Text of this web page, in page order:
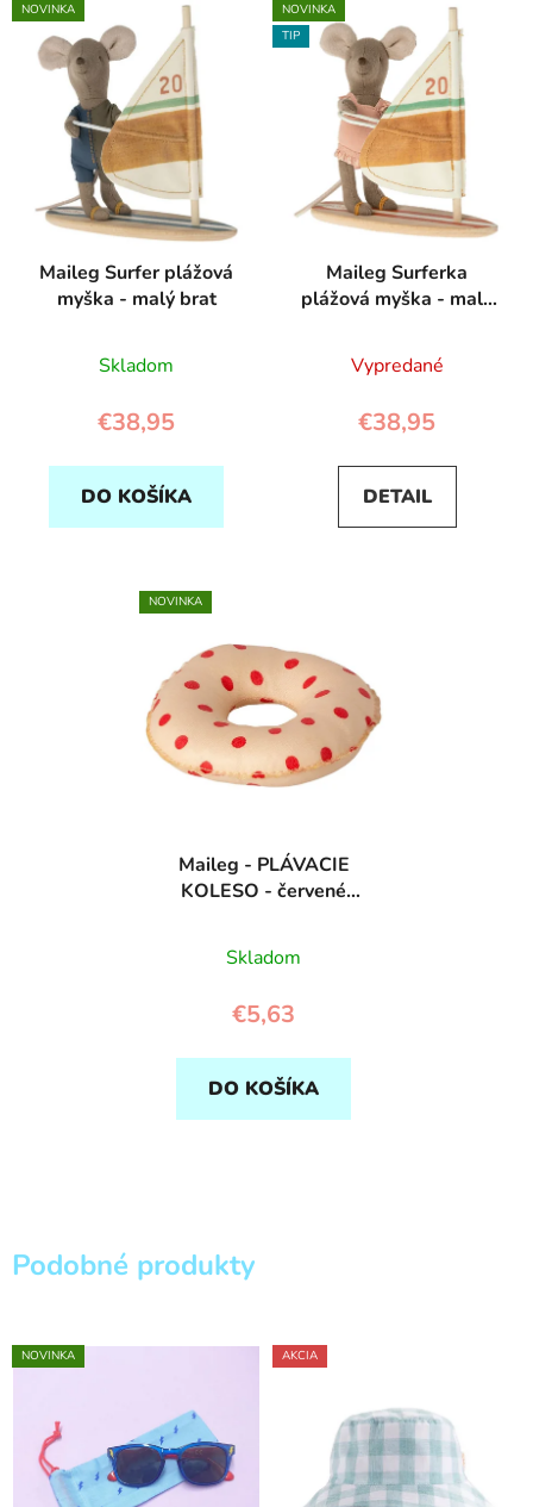
NOVINKA
Maileg Surfer plážová
myška - malý brat
Skladom
€38,95
DO KOŠÍKA
NOVINKA
TIP
Maileg Surferka
plážová myška - malá
Vypredané
€38,95
DETAIL
NOVINKA
Maileg - PLÁVACIE
KOLESO - červené
Skladom
€5,63
DO KOŠÍKA
Podobné produkty
NOVINKA AKCIA